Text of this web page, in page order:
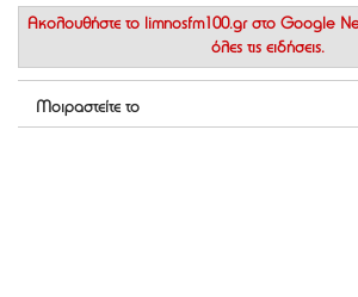
Ακολουθήστε το limnosfm100.gr στο Google
όλες τις ειδήσεις.
Μοιραστείτε το